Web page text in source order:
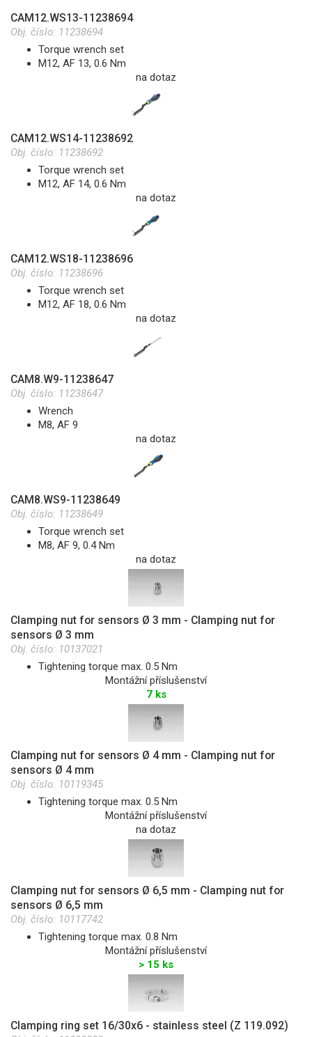
CAM12.WS13-11238694
Obj. číslo: 11238694
Torque wrench set
M12, AF 13, 0.6 Nm
na dotaz
CAM12.WS14-11238692
Obj. číslo: 11238692
Torque wrench set
M12, AF 14, 0.6 Nm
na dotaz
CAM12.WS18-11238696
Obj. číslo: 11238696
Torque wrench set
M12, AF 18, 0.6 Nm
na dotaz
CAM8.W9-11238647
Obj. číslo: 11238647
Wrench
M8, AF 9
na dotaz
CAM8.WS9-11238649
Obj. číslo: 11238649
Torque wrench set
M8, AF 9, 0.4 Nm
na dotaz
Clamping nut for sensors Ø 3 mm - Clamping nut for
sensors Ø 3 mm
Obj. číslo: 10137021
Tightening torque max. 0.5 Nm
Montážní příslušenství
7 ks
Clamping nut for sensors Ø 4 mm - Clamping nut for
sensors Ø 4 mm
Obj. číslo: 10119345
Tightening torque max. 0.5 Nm
Montážní příslušenství
na dotaz
Clamping nut for sensors Ø 6,5 mm - Clamping nut for
sensors Ø 6,5 mm
Obj. číslo: 10117742
Tightening torque max. 0.8 Nm
Montážní příslušenství
> 15 ks
Clamping ring set 16/30x6 - stainless steel (Z 119.092)